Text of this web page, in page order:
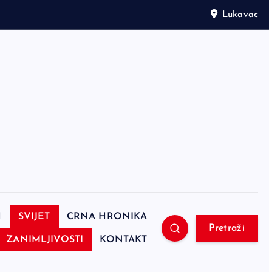
Lukavac
SVIJET CRNA HRONIKA
ZANIMLJIVOSTI KONTAKT
Pretraži